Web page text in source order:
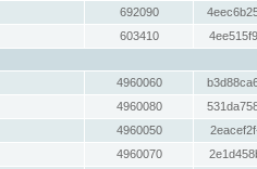
692090
603410
4960060
4960080
4960050
4960070